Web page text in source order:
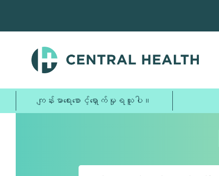
သို့
ပါ။
ကျန်းမာရေးစောင့်ရှောက်မှုရယူပါ။